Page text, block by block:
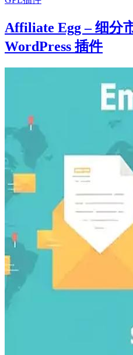
Affiliate Egg – 细分
WordPress 插件